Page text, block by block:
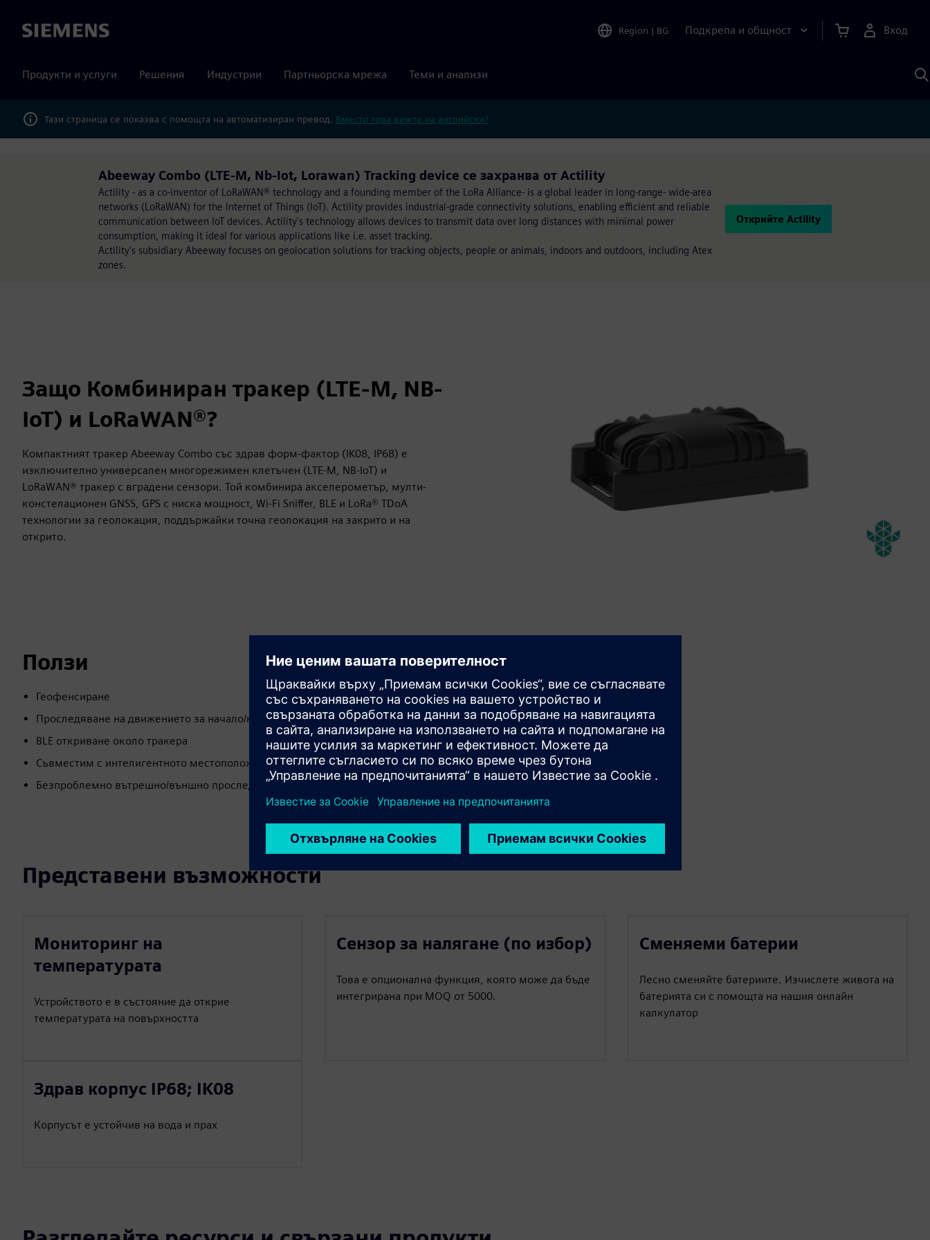
Siemens Region | BG Подкрепа и общност Вход
Продукти и услуги Решения Индустрии Партньорска мрежа Теми и анализи
с
Тази страница се показва с помощта на автоматизиран превод. Вместо това вижте на английски?
Abeeway Combo (LTE-M, Nb-Iot, Lorawan) Tracking device се захранва от Actility
Actility - as a co-inventor of LoRaWAN® technology and a founding member of the LoRa Alliance- is a global leader in long-range- wide-area
networks (LoRaWAN) for the Internet of Things (IoT). Actility provides industrial-grade connectivity solutions, enabling efficient and reliable
communication between IoT devices. Actility's technology allows devices to transmit data over long distances with minimal power
consumption, making it ideal for various applications like i.e. asset tracking.
Actility's subsidiary Abeeway focuses on geolocation solutions for tracking objects, people or animals, indoors and outdoors, including Atex
zones.
Открийте Actility
Защо Комбиниран тракер (LTE-M, NB-
IoT) и LoRaWAN®?
Компактният тракер Abeeway Combo със здрав форм-фактор (IK08, IP68) е
изключително универсален многорежимен клетъчен (LTE-M, NB-IoT) и
LoRaWAN® тракер с вградени сензори. Той комбинира акселерометър, мулти-
констелационен GNSS, GPS с ниска мощност, Wi-Fi Sniffer, BLE и LoRa® TDoA
технологии за геолокация, поддържайки точна геолокация на закрито и на
открито.
Ползи
Геофенсиране
Проследяване на движението за начало/край
BLE откриване около тракера
Съвместим с интелигентното местоположение на Quuppa (изисква инфраструктура Quuppa)
Безпроблемно вътрешно/външно проследяване
Представени възможности
Мониторинг на
температурата
Устройството е в състояние да открие
температурата на повърхността
Сензор за налягане (по избор)
Това е опционална функция, която може да бъде
интегрирана при MOQ от 5000.
Сменяеми батерии
Лесно сменяйте батериите. Изчислете живота на
батерията си с помощта на нашия онлайн
калкулатор
Здрав корпус IP68; IK08
Корпусът е устойчив на вода и прах